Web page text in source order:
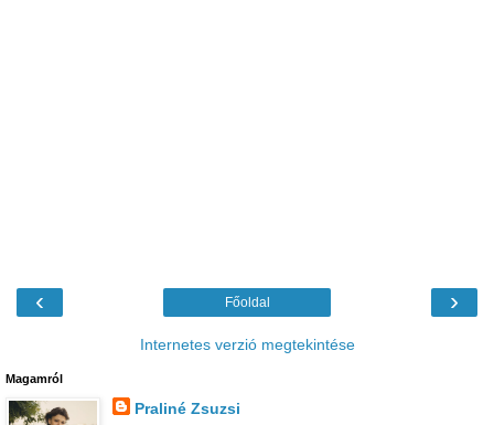
‹ ›
Főoldal
Internetes verzió megtekintése
Magamról
Praliné Zsuzsi